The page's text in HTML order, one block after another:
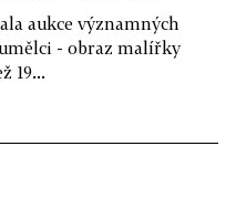
aukce významných
- obraz malířky
19...